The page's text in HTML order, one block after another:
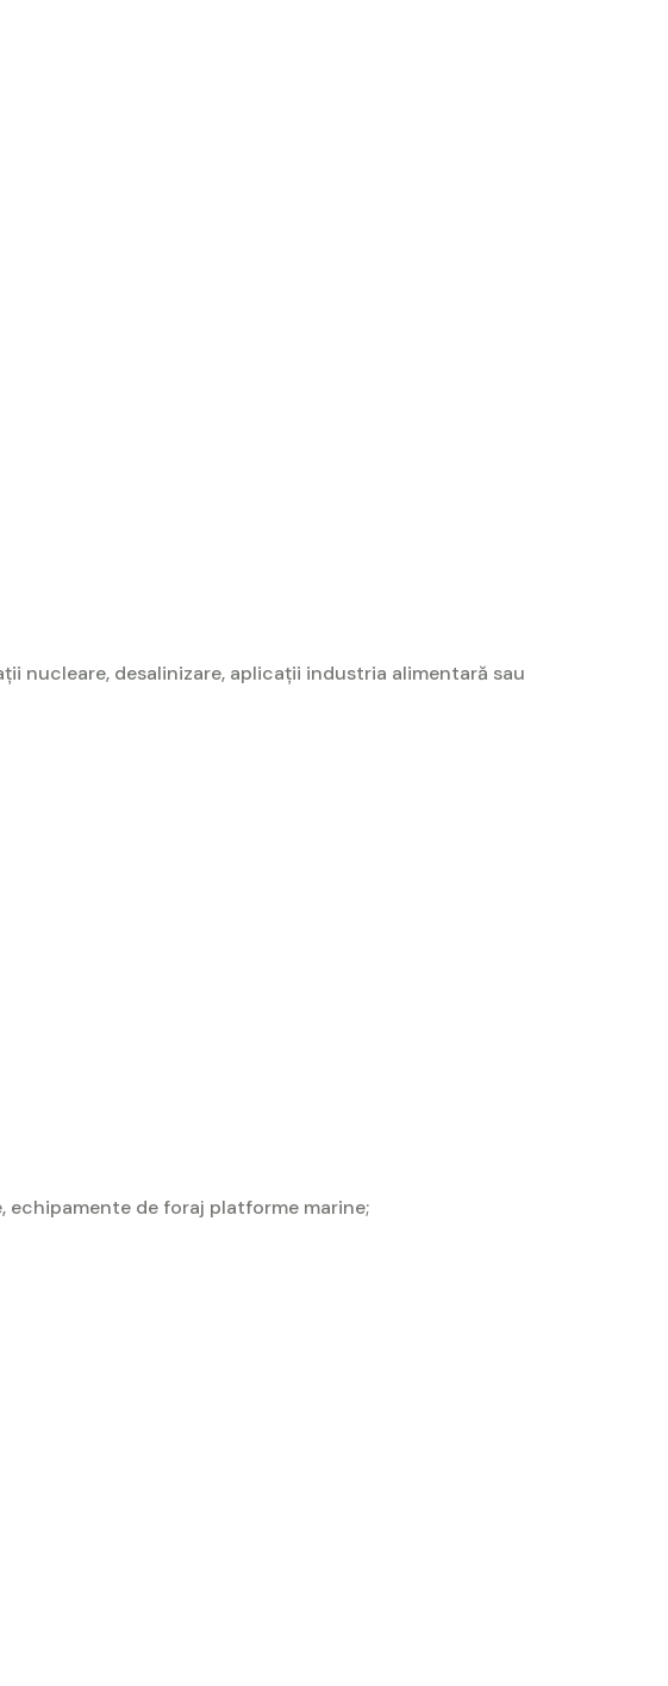
nucleare, desalinizare, aplicații industria alimentară sau
de foraj platforme marine;